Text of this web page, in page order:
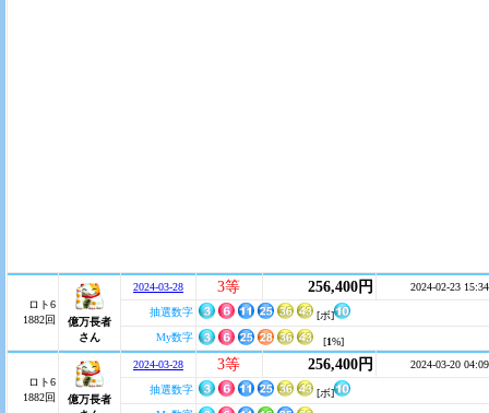
ロト6
1882回
億万長者
さん
2024-03-28 3等 256,400円 2024-02-23 15:34
抽選数字
[ボ]
My数字
[1%]
ロト6
1882回
億万長者
2024-03-28 3等 256,400円 2024-03-20 04:09
抽選数字
[ボ]